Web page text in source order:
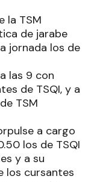
la TSM
de jarabe
jornada los de
las 9 con
de TSQI, y a
TSM
a cargo
los de TSQI
y a su
los cursantes